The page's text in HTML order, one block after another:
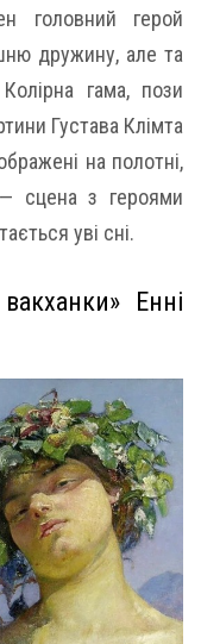
головний герой
дружину, але та
гама, пози
Густава Клімта
на полотні,
сцена з героями
уві сні.
Енні